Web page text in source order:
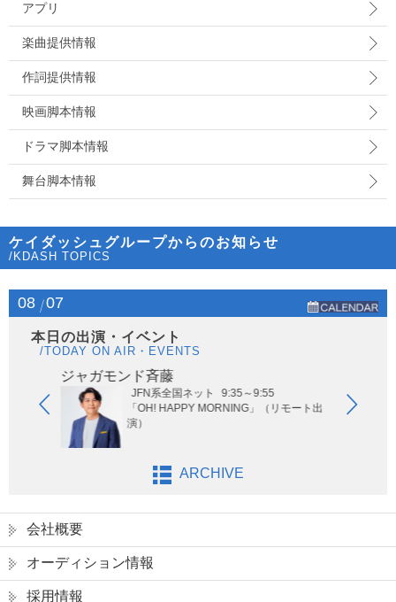
アプリ
楽曲提供情報
作詞提供情報
映画脚本情報
ドラマ脚本情報
舞台脚本情報
ケイダッシュグループからのお知らせ
/KDASH TOPICS
08 07
本日の出演・イベント
/TODAY ON AIR・EVENTS
ジャガモンド斉藤
JFN系全国ネット
9:35～9:55
「OH! HAPPY MORNING」（リモート出
演）
ARCHIVE
会社概要
オーディション情報
採用情報